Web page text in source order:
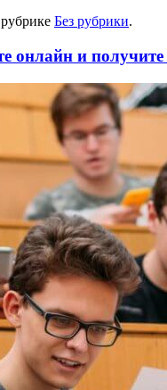
Без рубрики.
онлайн и получите